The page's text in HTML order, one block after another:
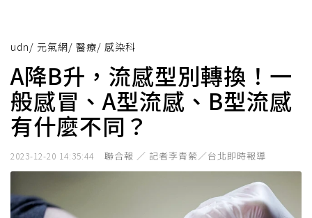
udn/ 元氣網/ 醫療/ 感染科
A降B升，流感型別轉換！一
般感冒、A型流感、B型流感
有什麼不同？
2023-12-20 14:35:44 聯合報 ／ 記者李青縈／台北即時報導